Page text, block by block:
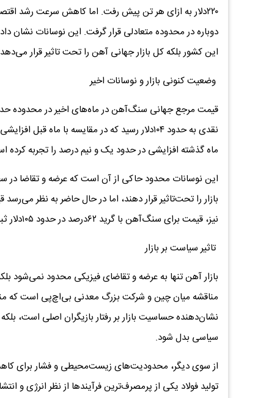
۲۲۰دلار به ازای هر تن پیش رفت. اما کاهش سرعت رشد
دوباره در محدوده متعادلی قرار گرفت. این نوسانات نشان
این کشور بلکه کل بازار جهانی آهن را تحت تاثیر قرار
وضعیت کنونی بازار و نوسانات اخیر
نقدی به حدود ۱۰۴دلار رسید که در مقایسه با
ماه گذشته افزایشی در حدود یک و نیم درصد را تجربه کرده
این نوسانات محدود حاکی از آن است که عرضه و تقاضا در
بازار را تحت‌تاثیر قرار دهند، اما در حال حاضر به نظر
نیز، قیمت برای سنگ‌آهن با گرید ۶۲درصد در حدود ۱۰۵دلار ثبت شده است که نشان‌دهنده نزدیکی به میانگین ماه‌های گذشته است.
تاثیر سیاست بر بازار
بازار آهن تنها به عرضه و تقاضای فیزیکی محدود نمی‌شود
مناقشه میان چین و شرکت بزرگ معدنی بی‌اچ‌پی است که
نشان‌دهنده حساسیت بازار بر رفتار بازیگران اصلی است،
سیاسی بدل شود.
از سوی دیگر، محدودیت‌های زیست‌محیطی و فشار برای کاهش
تولید فولاد یکی از پرمصرف‌ترین فرآیندها از نظر انرژی و